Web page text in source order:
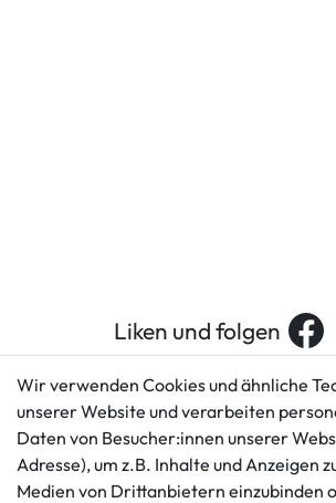
Liken und folgen
Kundenservice
+49 421 596586
Mo. - Fr. 9 - 16 Uhr
AGB
Impressum
Wir verwenden Cookies und ähnliche
unserer Website und verarbeiten
Daten von Besucher:innen unserer
Adresse), um z.B. Inhalte und Anzeigen
Medien von Drittanbietern einzubinden